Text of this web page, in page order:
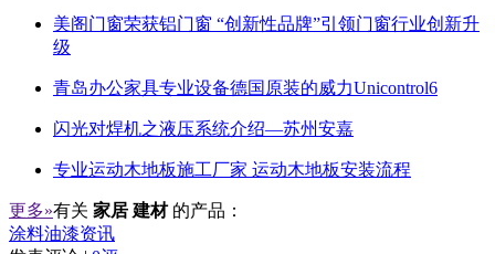
美阁门窗荣获铝门窗 “创新性品牌”引领门窗行业创新升
级
青岛办公家具专业设备德国原装的威力Unicontrol6
闪光对焊机之液压系统介绍—苏州安嘉
专业运动木地板施工厂家 运动木地板安装流程
更多»有关 家居 建材 的产品：
涂料油漆资讯